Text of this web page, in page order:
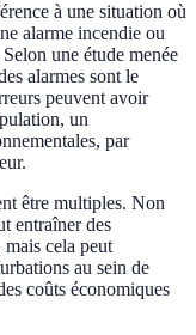
à une situation où
alarme incendie ou
une étude menée
alarmes sont le
peuvent avoir
un
par
être multiples. Non
entraîner des
cela peut
au sein de
coûts économiques